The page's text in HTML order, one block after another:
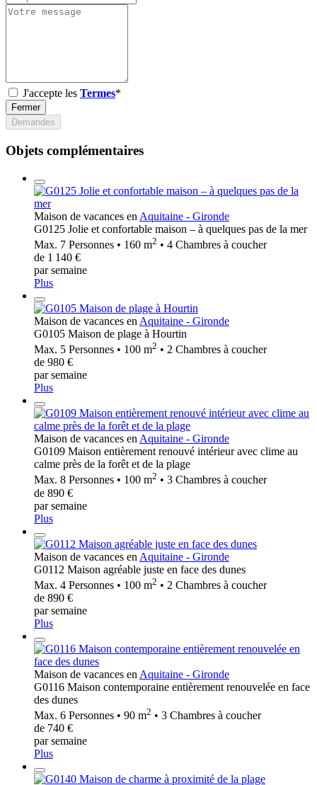
J'accepte les Termes*
Fermer
Demandes
Objets complémentaires
Maison de vacances en Aquitaine - Gironde
G0125 Jolie et confortable maison – à quelques pas de la mer
Max. 7 Personnes • 160 m2 • 4 Chambres à coucher
de 1 140 €
par semaine
Plus
Maison de vacances en Aquitaine - Gironde
G0105 Maison de plage à Hourtin
Max. 5 Personnes • 100 m2 • 2 Chambres à coucher
de 980 €
par semaine
Plus
Maison de vacances en Aquitaine - Gironde
G0109 Maison entièrement renouvé intérieur avec clime au
calme près de la forêt et de la plage
Max. 8 Personnes • 100 m2 • 3 Chambres à coucher
de 890 €
par semaine
Plus
Maison de vacances en Aquitaine - Gironde
G0112 Maison agréable juste en face des dunes
Max. 4 Personnes • 100 m2 • 2 Chambres à coucher
de 890 €
par semaine
Plus
Maison de vacances en Aquitaine - Gironde
G0116 Maison contemporaine entièrement renouvelée en face
des dunes
Max. 6 Personnes • 90 m2 • 3 Chambres à coucher
de 740 €
par semaine
Plus